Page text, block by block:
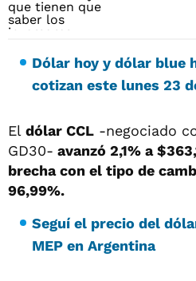
Dólar hoy y dólar blue
cotizan este lunes 23
El dólar CCL -negociado
GD30- avanzó 2,1% a
brecha con el tipo de
96,99%.
Seguí el precio del
MEP en Argentina